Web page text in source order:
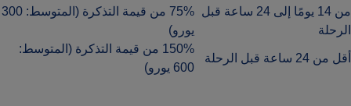
من 14 يومًا إلى 24 ساعة قبل
الرحلة
75% من قيمة التذكرة (المتوسط: 300
يورو)
أقل من 24 ساعة قبل الرحلة
150% من قيمة التذكرة (المتوسط:
600 يورو)